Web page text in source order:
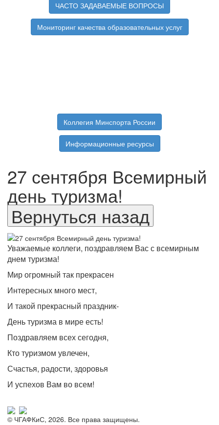
ЧАСТО ЗАДАВАЕМЫЕ ВОПРОСЫ
Мониторинг качества образовательных услуг
Коллегия Минспорта России
Информационные ресурсы
27 сентября Всемирный
день туризма!
Уважаемые коллеги, поздравляем Вас с всемирным
днем туризма!
Мир огромный так прекрасен
Интересных много мест,
И такой прекрасный праздник-
День туризма в мире есть!
Поздравляем всех сегодня,
Кто туризмом увлечен,
Счастья, радости, здоровья
И успехов Вам во всем!
© ЧГАФКиС, 2026. Все права защищены.